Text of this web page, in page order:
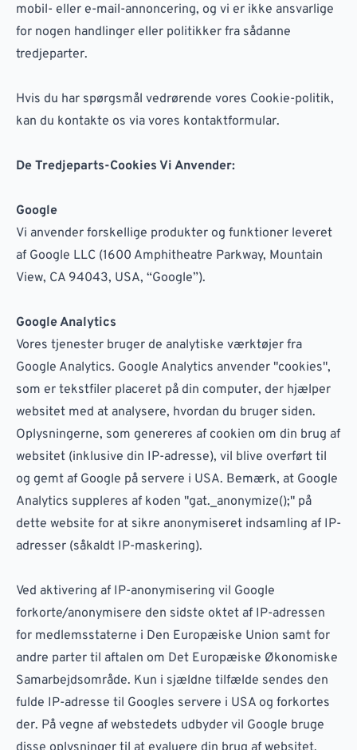
mobil- eller e-mail-annoncering, og vi er ikke ansvarlige
for nogen handlinger eller politikker fra sådanne
tredjeparter.
Hvis du har spørgsmål vedrørende vores Cookie-politik,
kan du kontakte os via vores kontaktformular.
De Tredjeparts-Cookies Vi Anvender:
Google
Vi anvender forskellige produkter og funktioner leveret
af Google LLC (1600 Amphitheatre Parkway, Mountain
View, CA 94043, USA, “Google”).
Google Analytics
Vores tjenester bruger de analytiske værktøjer fra
Google Analytics. Google Analytics anvender "cookies",
som er tekstfiler placeret på din computer, der hjælper
websitet med at analysere, hvordan du bruger siden.
Oplysningerne, som genereres af cookien om din brug af
websitet (inklusive din IP-adresse), vil blive overført til
og gemt af Google på servere i USA. Bemærk, at Google
Analytics suppleres af koden "gat._anonymize();" på
dette website for at sikre anonymiseret indsamling af IP-
adresser (såkaldt IP-maskering).
Ved aktivering af IP-anonymisering vil Google
forkorte/anonymisere den sidste oktet af IP-adressen
for medlemsstaterne i Den Europæiske Union samt for
andre parter til aftalen om Det Europæiske Økonomiske
Samarbejdsområde. Kun i sjældne tilfælde sendes den
fulde IP-adresse til Googles servere i USA og forkortes
der. På vegne af webstedets udbyder vil Google bruge